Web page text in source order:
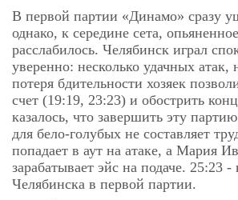
В первой партии «Динамо» сразу
однако, к середине сета,
расслабилось. Челябинск играл
уверенно: несколько удачных атак,
потеря бдительности хозяек
счет (19:19, 23:23) и обострить
казалось, что завершить эту
для бело-голубых не составляет
попадает в аут на атаке, а Мария
зарабатывает эйс на подаче. 25:23 -
Челябинска в первой партии.